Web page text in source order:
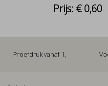
Prijs:€ 0,60
Proefdruk vanaf 1,-